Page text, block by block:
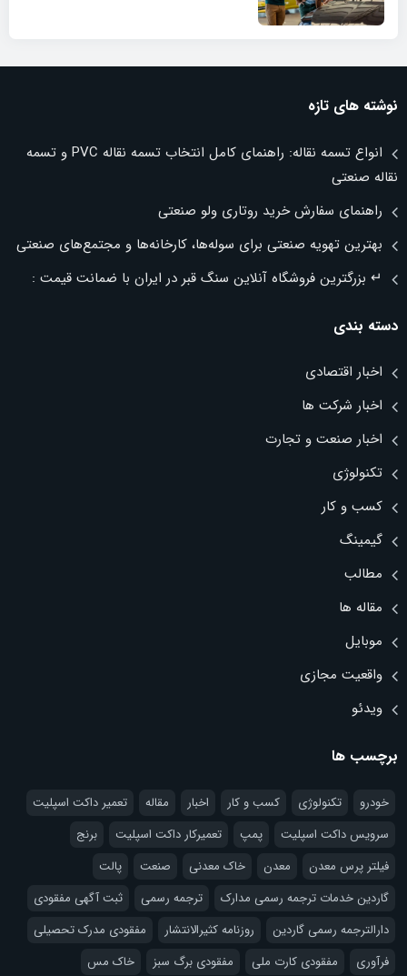
نوشته های تازه
انواع تسمه نقاله: راهنمای کامل انتخاب تسمه نقاله PVC و تسمه
نقاله صنعتی
راهنمای سفارش خرید روتاری ولو صنعتی
بهترین تهویه صنعتی برای سوله‌ها، کارخانه‌ها و مجتمع‌های صنعتی
↵ بزرگترین فروشگاه آنلاین سنگ قبر در ایران با ضمانت قیمت :
دسته بندی
اخبار اقتصادی
اخبار شرکت ها
اخبار صنعت و تجارت
تکنولوژی
کسب و کار
گیمینگ
مطالب
مقاله ها
موبایل
واقعیت مجازی
ویدئو
برچسب ها
خودرو تکنولوژی کسب و کار اخبار مقاله
تعمیر داکت اسپلیت
سرویس داکت اسپلیت
پمپ تعمیرکار داکت اسپلیت
برنج
فیلتر پرس معدن
معدن خاک معدنی صنعت
پالت
گاردین خدمات ترجمه رسمی مدارک
ترجمه رسمی
ثبت آگهی مفقودی
دارالترجمه رسمی گاردین
روزنامه کثیرالانتشار
مفقودی مدرک تحصیلی
فرآوری
مفقودی کارت ملی مفقودی برگ سبز خاک مس